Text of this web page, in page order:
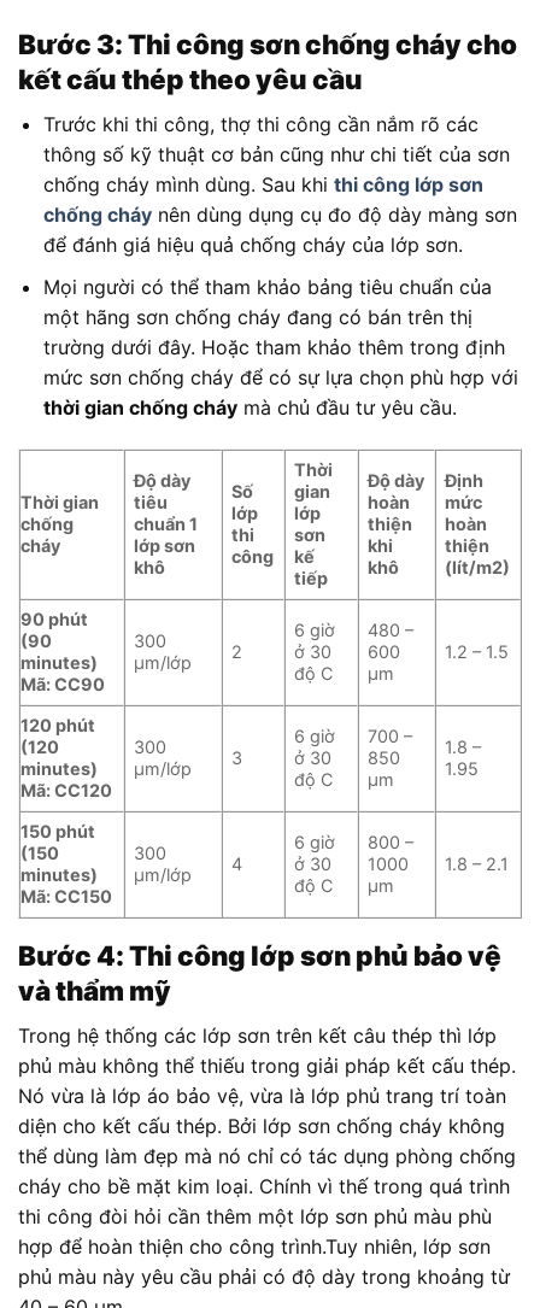
Bước 3: Thi công sơn chống cháycho
kết cấu thép theo yêu cầu
Trước khi thi công, thợ thi công cần nắm rõ các
thông số kỹ thuật cơ bản cũng như chi tiết của sơn
chống cháy mình dùng. Sau khi thi công lớp sơn
chống cháynên dùng dụng cụ đo độ dày màng sơn
để đánh giá hiệu quả chống cháy của lớp sơn.
Mọi người có thể tham khảo bảng tiêu chuẩn của
một hãng sơn chống cháy đang có bán trên thị
trường dưới đây. Hoặc tham khảo thêm trong định
mức sơn chống cháy để có sự lựa chọn phù hợp với
thời gian chống cháymà chủ đầu tư yêu cầu.
Thời gian
chống
cháy
Độ dày
tiêu
chuẩn 1
lớp sơn
khô
Số
lớp
thi
công
Thời
gian
lớp
sơn
kế
tiếp
Độ dày
hoàn
thiện
khi
khô
Định
mức
hoàn
thiện
(lít/m2)
90 phút
(90
minutes)
Mã: CC90
300
µm/lớp
2
6 giờ
ở 30
độ C
480 –
600
µm
1.2 – 1.5
120 phút
(120
minutes)
Mã: CC120
300
µm/lớp
3
6 giờ
ở 30
độ C
700 –
850
µm
1.8 –
1.95
150 phút
(150
minutes)
Mã: CC150
300
µm/lớp
4
6 giờ
ở 30
độ C
800 –
1000
µm
1.8 – 2.1
Bước 4: Thi công lớp sơn phủ bảo vệ
và thẩm mỹ
Trong hệ thống các lớp sơn trên kết câu thép thì lớp
phủ màu không thể thiếu trong giải pháp kết cấu thép.
Nó vừa là lớp áo bảo vệ, vừa là lớp phủ trang trí toàn
diện cho kết cấu thép. Bởi lớp sơn chống cháy không
thể dùng làm đẹp mà nó chỉ có tác dụng phòng chống
cháy cho bề mặt kim loại. Chính vì thế trong quá trình
thi công đòi hỏi cần thêm một lớp sơn phủ màu phù
hợp để hoàn thiện cho công trình.Tuy nhiên, lớp sơn
phủ màu này yêu cầu phải có độ dày trong khoảng từ